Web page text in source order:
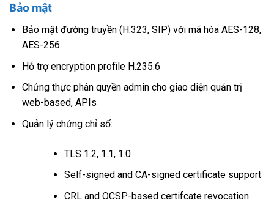
Bảo mật
Bảo mật đường truyền (H.323, SIP) với mã hóa AES-128,
AES-256
Hỗ trợ encryption profile H.235.6
Chứng thực phân quyền admin cho giao diện quản trị
web-based, APIs
Quản lý chứng chỉ số:
TLS 1.2, 1.1, 1.0
Self-signed and CA-signed certificate support
CRL and OCSP-based certifcate revocation